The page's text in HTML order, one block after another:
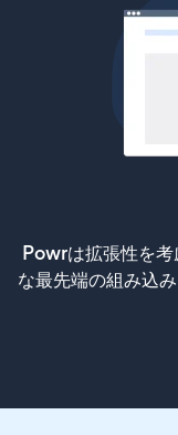
Powrは拡張性を
な最先端の組み込